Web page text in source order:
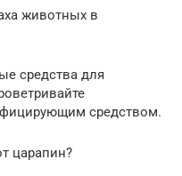
животных в
средства для
средством.
царапин?